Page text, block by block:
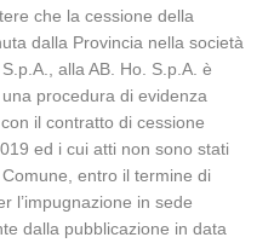
che la cessione della
dalla Provincia nella società
alla AB. Ho. S.p.A. è
procedura di evidenza
il contratto di cessione
ed i cui atti non sono stati
entro il termine di
l’impugnazione in sede
dalla pubblicazione in data